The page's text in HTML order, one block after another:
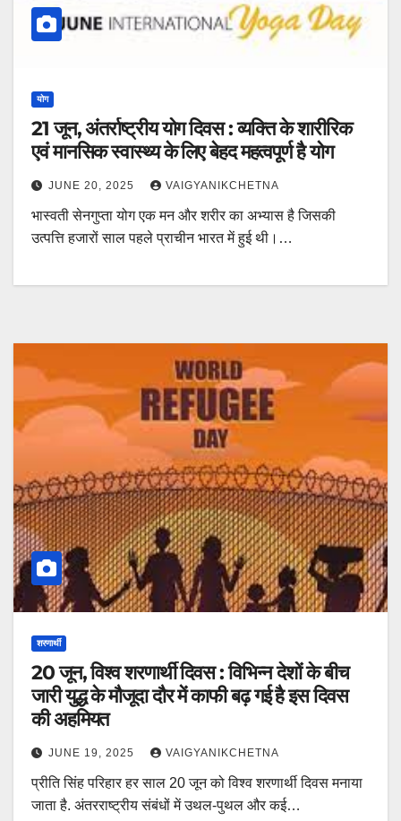
योग
21 जून, अंतर्राष्ट्रीय योग दिवस : व्यक्ति के शारीरिक
एवं मानसिक स्वास्थ्य के लिए बेहद महत्वपूर्ण है योग
JUNE 20, 2025 VAIGYANIKCHETNA
भास्वती सेनगुप्ता योग एक मन और शरीर का अभ्यास है जिसकी
उत्पत्ति हजारों साल पहले प्राचीन भारत में हुई थी।…
शरणार्थी
20 जून, विश्व शरणार्थी दिवस : विभिन्न देशों के बीच
जारी युद्ध के मौजूदा दौर में काफी बढ़ गई है इस दिवस
की अहमियत
JUNE 19, 2025 VAIGYANIKCHETNA
प्रीति सिंह परिहार हर साल 20 जून को विश्व शरणार्थी दिवस मनाया
जाता है. अंतरराष्ट्रीय संबंधों में उथल-पुथल और कई…